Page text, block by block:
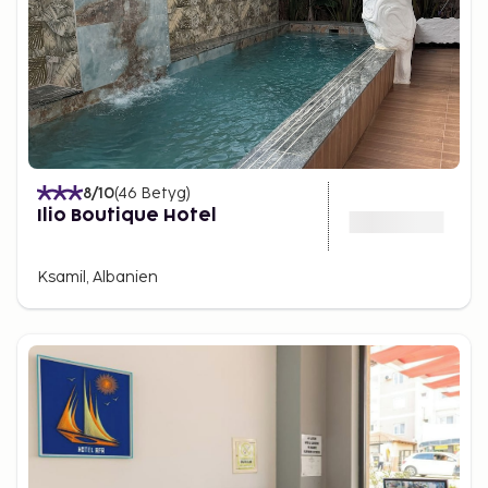
fantastiska stränderna, det kristallklara vattnet och
den närliggande historiska platsen Butrint gör
Ksamil till en plats som inte bara erbjuder vackra
vyer, utan också en chans att dyka in i Albaniens
rika historia.
Om du letar efter en destination där du kan
kombinera sol och bad med kulturella upplevelser
och naturupplevelser, är Ksamil det perfekta valet.
Med sitt avslappnade tempo och sin naturliga
skönhet har Ksamil något att erbjuda för alla.
8/10(46 Betyg)
Ilio Boutique Hotel
Ksamil, Albanien